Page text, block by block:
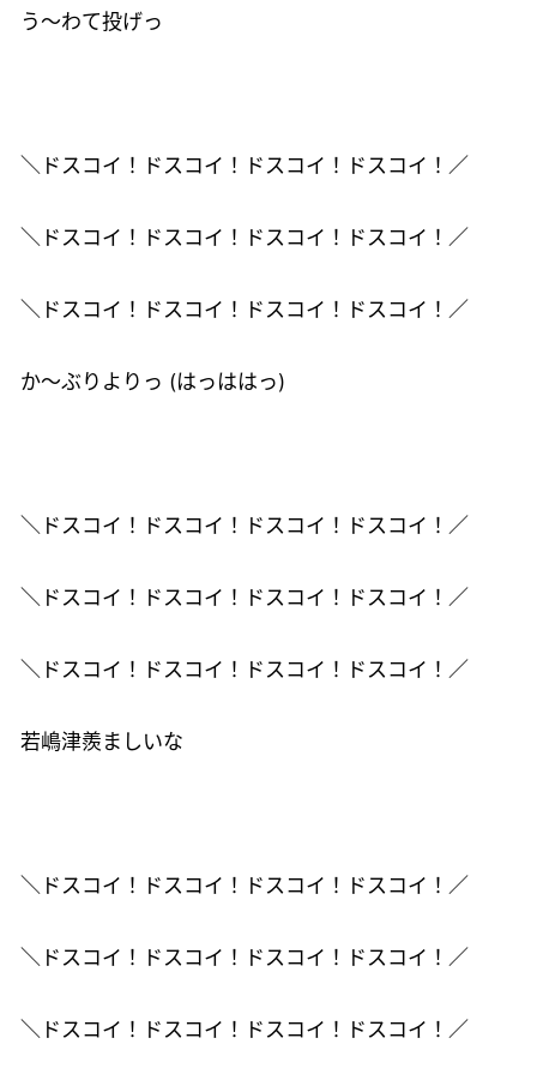
う～わて投げっ
＼ドスコイ！ドスコイ！ドスコイ！ドスコイ！／
＼ドスコイ！ドスコイ！ドスコイ！ドスコイ！／
＼ドスコイ！ドスコイ！ドスコイ！ドスコイ！／
か～ぶりよりっ (はっははっ)
＼ドスコイ！ドスコイ！ドスコイ！ドスコイ！／
＼ドスコイ！ドスコイ！ドスコイ！ドスコイ！／
＼ドスコイ！ドスコイ！ドスコイ！ドスコイ！／
若嶋津羨ましいな
＼ドスコイ！ドスコイ！ドスコイ！ドスコイ！／
＼ドスコイ！ドスコイ！ドスコイ！ドスコイ！／
＼ドスコイ！ドスコイ！ドスコイ！ドスコイ！／